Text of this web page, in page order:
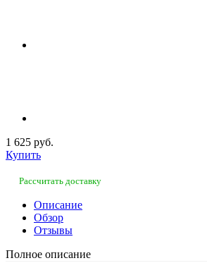
1 625 руб.
Купить
Рассчитать доставку
Описание
Обзор
Отзывы
Полное описание